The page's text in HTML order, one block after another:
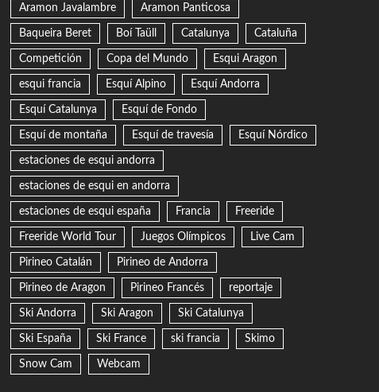
Aramon Javalambre Aramon Panticosa
Baqueira Beret Boí Taüll Catalunya Cataluña
Competición Copa del Mundo Esqui Aragon
esqui francia Esquí Alpino Esquí Andorra
Esquí Catalunya Esquí de Fondo
Esquí de montaña Esquí de travesía Esquí Nórdico
estaciones de esqui andorra
estaciones de esqui en andorra
estaciones de esqui españa Francia Freeride
Freeride World Tour Juegos Olímpicos Live Cam
Pirineo Catalán Pirineo de Andorra
Pirineo de Aragon Pirineo Francés reportaje
Ski Andorra Ski Aragon Ski Catalunya
Ski España Ski France ski francia Skimo
Snow Cam Webcam